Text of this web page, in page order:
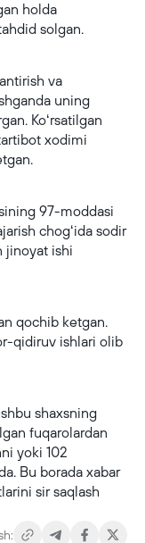
holda
solgan.
va
uning
Koʻrsatilgan
xodimi
97-moddasi
chogʻida sodir
jinoyat ishi
qochib ketgan.
qidiruv ishlari olib
shaxsning
fuqarolardan
yoki 102
Bu borada xabar
sir saqlash